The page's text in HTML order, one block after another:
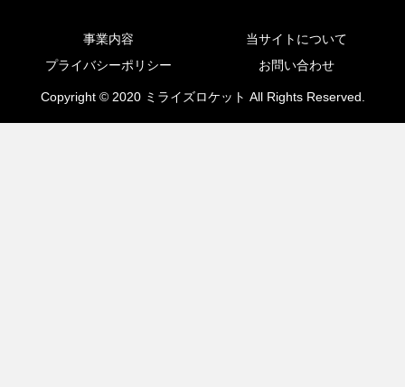
事業内容
当サイトについて
プライバシーポリシー
お問い合わせ
Copyright © 2020 ミライズロケット All Rights Reserved.